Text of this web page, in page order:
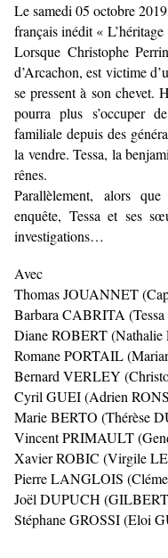
Le samedi 05 octobre
français inédit « L’héritage
Lorsque Christophe
d’Arcachon, est victime
se pressent à son chevet.
pourra plus s’occuper
familiale depuis des
la vendre. Tessa, la
rênes.
Parallèlement, alors
enquête, Tessa et ses
investigations…
Avec
Thomas JOUANNET
Barbara CABRITA
Diane ROBERT
Romane PORTAIL
Bernard VERLEY
Cyril GUEI (Adrien
Marie BERTO (Thérèse
Vincent PRIMAULT
Xavier ROBIC (Virgile
Pierre LANGLOIS
Joël DUPUCH
Stéphane GROSSI (Eloi